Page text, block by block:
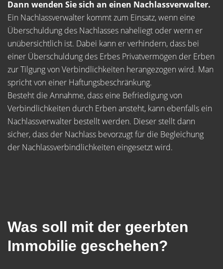
Dann wenden Sie sich an einen Nachlassverwalter.
Ein Nachlassverwalter kommt zum Einsatz, wenn eine
Überschuldung des Nachlasses naheliegt oder wenn er
unübersichtlich ist. Dabei kann er verhindern, dass bei
einer Überschuldung des Erbes Privatvermögen der Erben
zur Tilgung von Verbindlichkeiten herangezogen wird. Man
spricht von einer Haftungsbeschränkung.
Besteht die Annahme, dass eine Befriedigung von
Verbindlichkeiten durch Erben ansteht, kann ebenfalls ein
Nachlassverwalter bestellt werden. Dieser stellt dann
sicher, dass der Nachlass bevorzugt für die Begleichung
der Nachlassverbindlichkeiten eingesetzt wird.
Was soll mit der geerbten
Immobilie geschehen?